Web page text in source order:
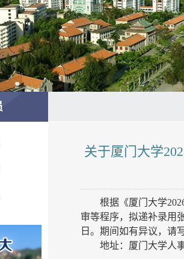
关于厦门大学
根据《厦门大学
审等程序，拟递补录用
日。期间如有异议，请
地址：厦门大学人